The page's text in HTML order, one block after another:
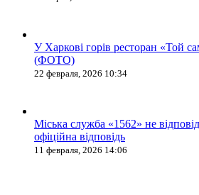
У Харкові горів ресторан «Той
(ФОТО)
22 февраля, 2026 10:34
Міська служба «1562» не
офіційна відповідь
11 февраля, 2026 14:06